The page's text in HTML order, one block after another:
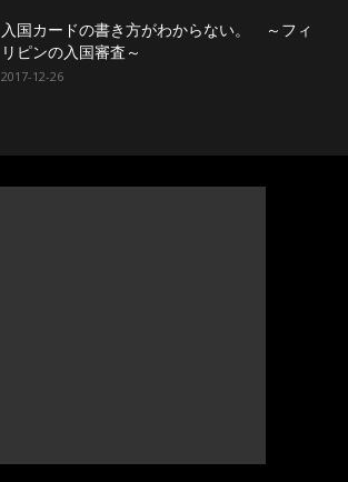
入国カードの書き方がわからない。 ～フィ
リピンの入国審査～
2017-12-26